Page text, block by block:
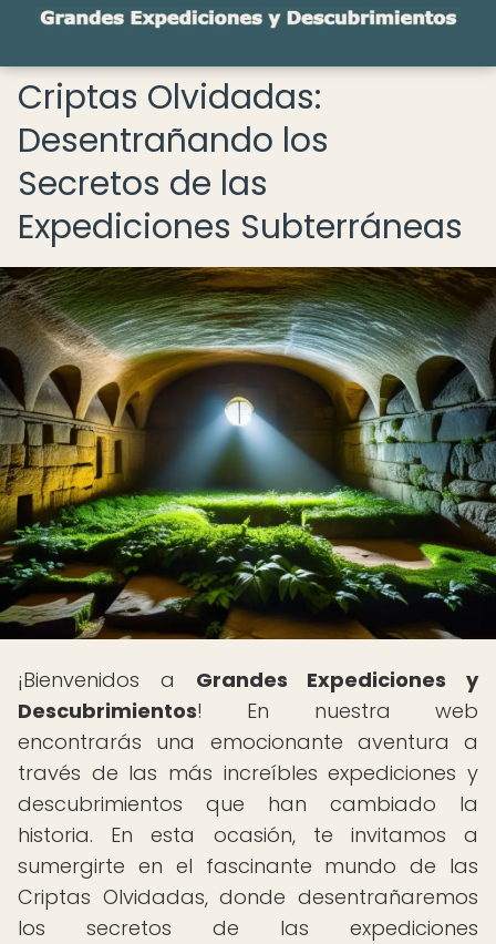
Criptas Olvidadas:
Desentrañando los
Secretos de las
Expediciones Subterráneas
¡Bienvenidos a Grandes Expediciones y
Descubrimientos! En nuestra web
encontrarás una emocionante aventura a
través de las más increíbles expediciones y
descubrimientos que han cambiado la
historia. En esta ocasión, te invitamos a
sumergirte en el fascinante mundo de las
Criptas Olvidadas, donde desentrañaremos
los secretos de las expediciones